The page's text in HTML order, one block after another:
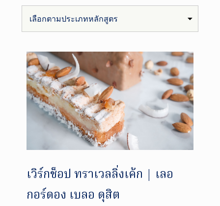
เวิร์กช็อป ทราเวลลิ่งเค้ก | เลอ
กอร์ดอง เบลอ ดุสิต